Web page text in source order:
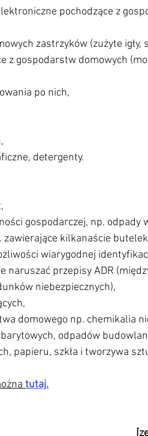
pochodzące z
zastrzyków (zużyte igły,
po nich,
detergenty.
kilkanaście
wiarygodnej
niebezpiecznych),
domowego np. chemikalia
papieru, szkła i tworzywa
tutaj.